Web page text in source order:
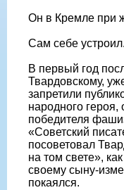
Он в Кремле при
Сам себе устроил.
В первый год
Твардовскому,
запретили
народного
победителя
«Советский
посоветовал
на том свете»,
своему сыну-
покаялся.